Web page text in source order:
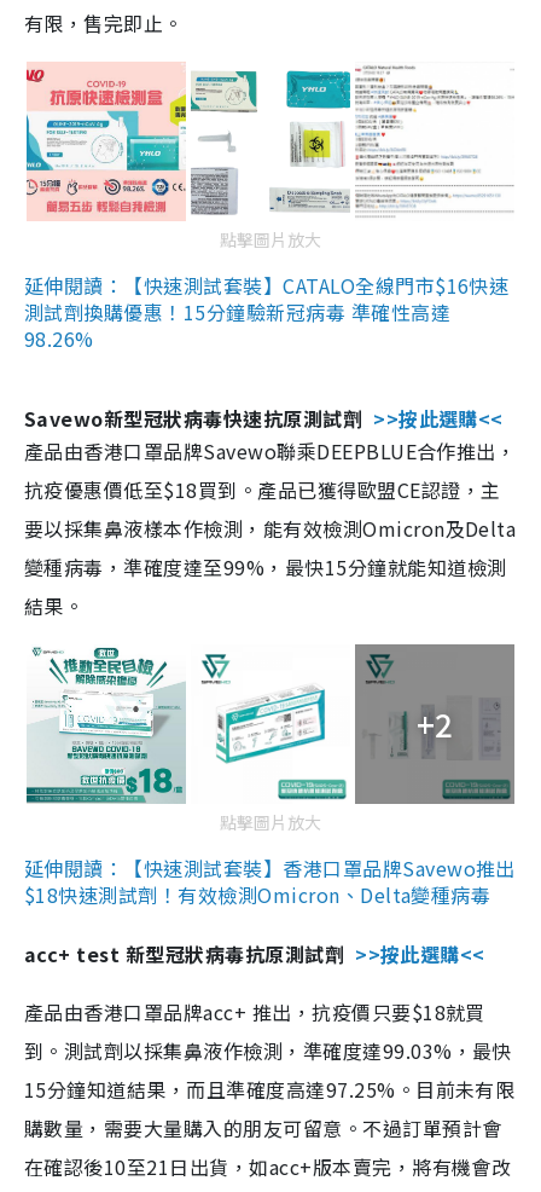
有限，售完即止。
點擊圖片放大
延伸閱讀：【快速測試套裝】CATALO全線門市$16快速
測試劑換購優惠！15分鐘驗新冠病毒 準確性高達
98.26%
Savewo新型冠狀病毒快速抗原測試劑 >>按此選購<<
產品由香港口罩品牌Savewo聯乘DEEPBLUE合作推出，
抗疫優惠價低至$18買到。產品已獲得歐盟CE認證，主
要以採集鼻液樣本作檢測，能有效檢測Omicron及Delta
變種病毒，準確度達至99%，最快15分鐘就能知道檢測
結果。
+2
點擊圖片放大
延伸閱讀：【快速測試套裝】香港口罩品牌Savewo推出
$18快速測試劑！有效檢測Omicron、Delta變種病毒
acc+ test 新型冠狀病毒抗原測試劑 >>按此選購<<
產品由香港口罩品牌acc+ 推出，抗疫價只要$18就買
到。測試劑以採集鼻液作檢測，準確度達99.03%，最快
15分鐘知道結果，而且準確度高達97.25%。目前未有限
購數量，需要大量購入的朋友可留意。不過訂單預計會
在確認後10至21日出貨，如acc+版本賣完，將有機會改